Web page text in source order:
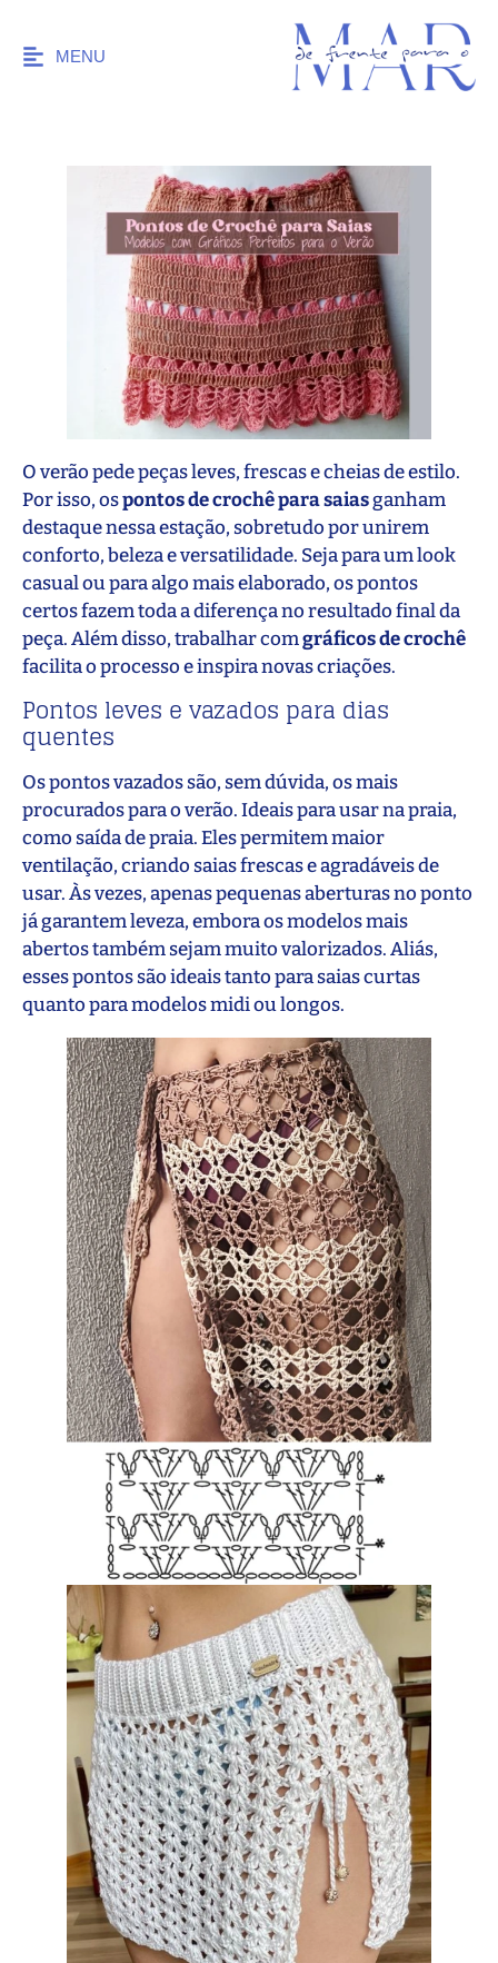
MENU
O verão pede peças leves, frescas e cheias de estilo.
Por isso, ospontos de crochê para saiasganham
destaque nessa estação, sobretudo por unirem
conforto, beleza e versatilidade. Seja para um look
casual ou para algo mais elaborado, os pontos
certos fazem toda a diferença no resultado final da
peça. Além disso, trabalhar comgráficos de crochê
facilita o processo e inspira novas criações.
Pontos leves e vazados para dias
quentes
Os pontos vazados são, sem dúvida, os mais
procurados para o verão. Ideais para usar na praia,
como saída de praia. Eles permitem maior
ventilação, criando saias frescas e agradáveis de
usar. Às vezes, apenas pequenas aberturas no ponto
já garantem leveza, embora os modelos mais
abertos também sejam muito valorizados. Aliás,
esses pontos são ideais tanto para saias curtas
quanto para modelos midi ou longos.